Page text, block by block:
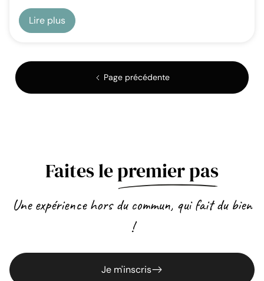
Lire plus
Page précédente
Faites lepremier pas
Une expérience hors du commun, qui fait du bien
!
Je m'inscris